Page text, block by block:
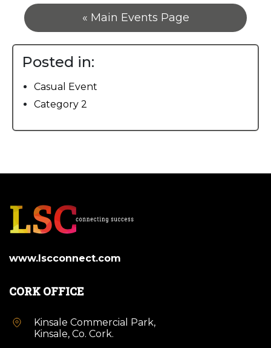
« Main Events Page
Posted in:
Casual Event
Category 2
www.lscconnect.com
CORK OFFICE
Kinsale Commercial Park,
Kinsale, Co. Cork.